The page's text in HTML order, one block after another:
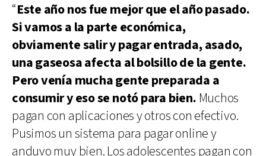
“Este año nos fue mejor que el año pasado.
Si vamos a la parte económica,
obviamente salir y pagar entrada, asado,
una gaseosa afecta al bolsillo de la gente.
Pero venía mucha gente preparada a
consumir y eso se notó para bien. Muchos
pagan con aplicaciones y otros con efectivo.
Pusimos un sistema para pagar online y
anduvo muy bien. Los adolescentes pagan con